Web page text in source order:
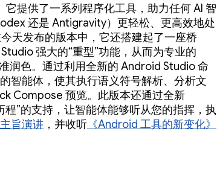
它提供了一系列程序化工具，助力任何 AI 智
还是 Antigravity）更轻松、更高效地处
天发布的版本中，它还搭建起了一座桥
强大的“重型”功能，从而为专业的
润色。通过利用全新的 Android Studio 命
智能体，使其执行语义符号解析、分析文
Compose 预览。此版本还通过全新
程”的支持，让智能体能够听从您的指挥，执
旨演讲 ，并收听 《Android 工具的新变化》